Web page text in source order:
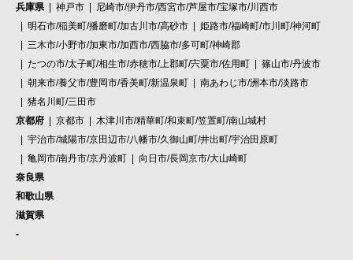
兵庫県
神戸市
尼崎市/伊丹市/西宮市/芦屋市/宝塚市/川西市
明石市/稲美町/播磨町/加古川市/高砂市
姫路市/福崎町/市川町/神河町
三木市/小野市/加東市/加西市/西脇市/多可町/神崎郡
たつの市/太子町/相生市/赤穂市/上郡町/宍粟市/佐用町
篠山市/丹波市
朝来市/養父市/豊岡市/香美町/新温泉町
南あわじ市/洲本市/淡路市
猪名川町/三田市
京都府
京都市
木津川市/精華町/和束町/笠置町/南山城村
宇治市/城陽市/京田辺市/八幡市/久御山町/井出町/宇治田原町
亀岡市/南丹市/京丹波町
向日市/長岡京市/大山崎町
奈良県
和歌山県
滋賀県
-